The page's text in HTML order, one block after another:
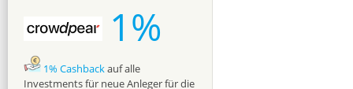
1%
1% Cashbackauf alle
Investments für neue Anleger für die